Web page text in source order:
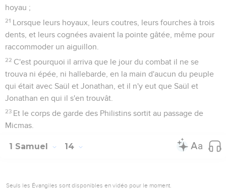
hoyau ;
21 Lorsque leurs hoyaux, leurs coutres, leurs fourches à trois
dents, et leurs cognées avaient la pointe gâtée, même pour
raccommoder un aiguillon.
22 C'est pourquoi il arriva que le jour du combat il ne se
trouva ni épée, ni hallebarde, en la main d'aucun du peuple
qui était avec Saül et Jonathan, et il n'y eut que Saül et
Jonathan en qui il s'en trouvât.
23 Et le corps de garde des Philistins sortit au passage de
Micmas.
1 Samuel 14
Seuls les Évangiles sont disponibles en vidéo pour le moment.